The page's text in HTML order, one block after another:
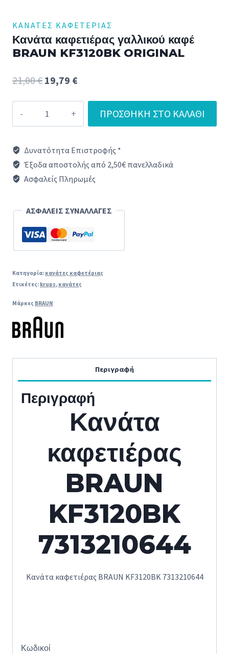
ΚΑΝΆΤΕΣ ΚΑΦΕΤΈΡΙΑΣ
Κανάτα καφετιέρας γαλλικού καφέ
BRAUN KF3120BK ORIGINAL
21,00€ Original
price
was:
19,79 €
τρέχουσα
19,79 €.
καφετιέρας
καφέ
BRAUN
ORIGINAL
ΠΡΟΣΘΉΚΗ ΣΤΟ ΚΑΛΆΘΙ
Δυνατότητα Επιστροφής *
Έξοδα αποστολής από 2,50€ πανελλαδικά
Ασφαλείς Πληρωμές
ΑΣΦΑΛΕΙΣ ΣΥΝΑΛΛΑΓΕΣ
Κατηγορία: κανάτες καφετέριας
Ετικέτες: krups, κανάτες
Μάρκες BRAUN
Περιγραφή
Περιγραφή
Κανάτα
καφετιέρας
BRAUN
KF3120BK
7313210644
Κανάτα καφετιέρας BRAUN KF3120BK 7313210644
Κωδικοί